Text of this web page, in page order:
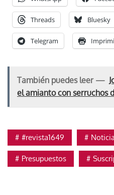
Threads Bluesky
Telegram
También puedes leer —
el amianto con serruchos
#revista1649
Presupuestos